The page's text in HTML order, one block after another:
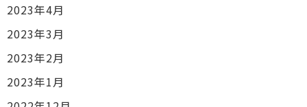
2023年4月
2023年3月
2023年2月
2023年1月